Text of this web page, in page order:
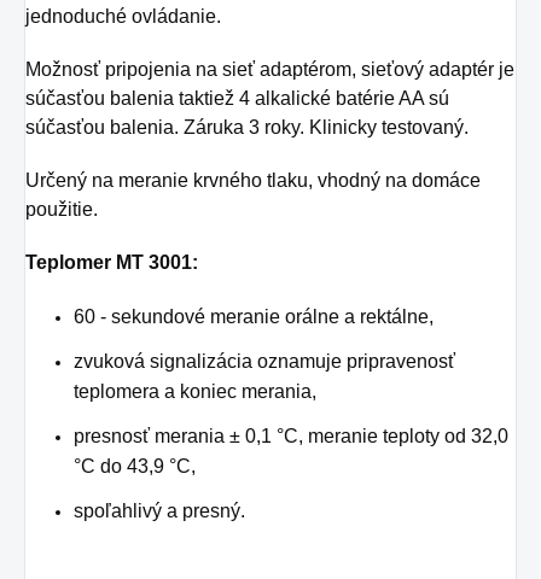
jednoduché ovládanie.
Možnosť pripojenia na sieť adaptérom, sieťový adaptér je
súčasťou balenia taktiež 4 alkalické batérie AA sú
súčasťou balenia. Záruka 3 roky. Klinicky testovaný.
Určený na meranie krvného tlaku, vhodný na domáce
použitie.
Teplomer MT 3001:
60 - sekundové meranie orálne a rektálne,
zvuková signalizácia oznamuje pripravenosť
teplomera a koniec merania,
presnosť merania ± 0,1 °C, meranie teploty od 32,0
°C do 43,9 °C,
spoľahlivý a presný.